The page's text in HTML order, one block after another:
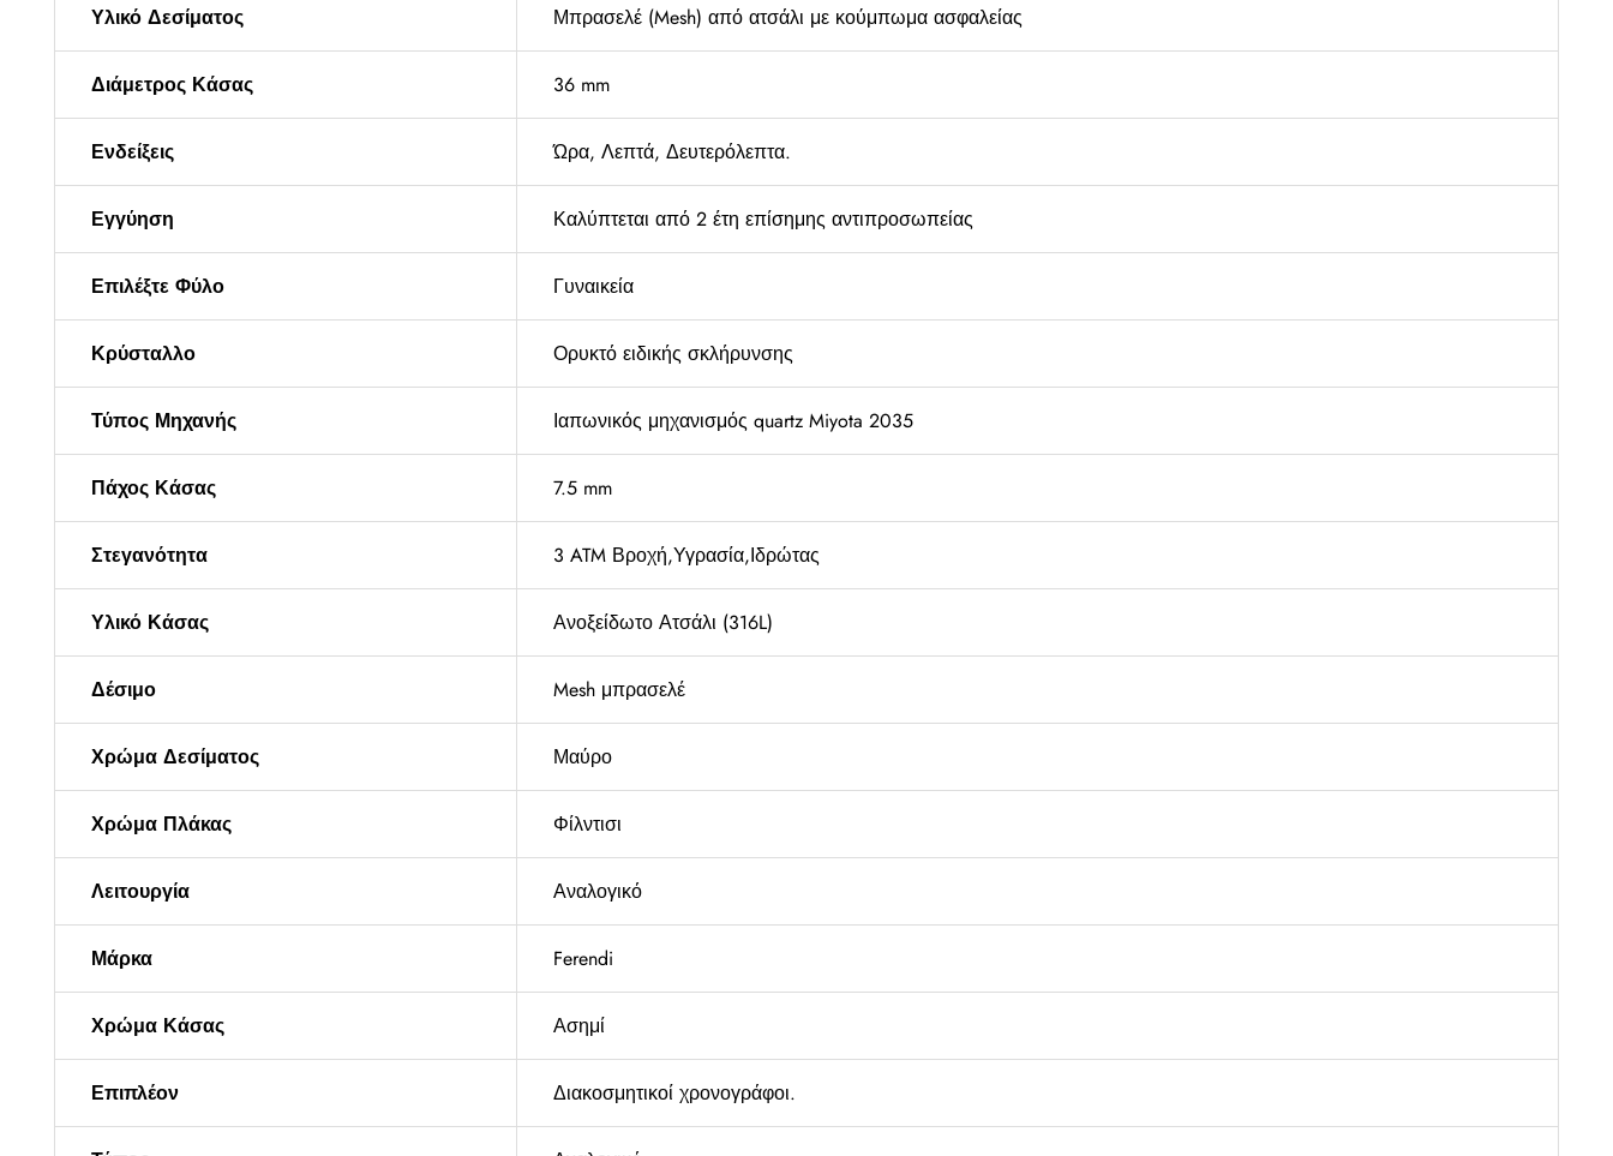
Υλικό Δεσίματος Μπρασελέ (Mesh) από ατσάλι με κούμπωμα ασφαλείας
Διάμετρος Κάσας 36 mm
Ενδείξεις Ώρα, Λεπτά, Δευτερόλεπτα.
Εγγύηση Καλύπτεται από 2 έτη επίσημης αντιπροσωπείας
Επιλέξτε Φύλο Γυναικεία
Κρύσταλλο Ορυκτό ειδικής σκλήρυνσης
Τύπος Μηχανής Ιαπωνικός μηχανισμός quartz Miyota 2035
Πάχος Κάσας 7.5 mm
Στεγανότητα 3 ATM Βροχή,Υγρασία,Ιδρώτας
Υλικό Κάσας Ανοξείδωτο Ατσάλι (316L)
Δέσιμο Mesh μπρασελέ
Χρώμα Δεσίματος Μαύρο
Χρώμα Πλάκας Φίλντισι
Λειτουργία Αναλογικό
Μάρκα Ferendi
Χρώμα Κάσας Ασημί
Επιπλέον Διακοσμητικοί χρονογράφοι.